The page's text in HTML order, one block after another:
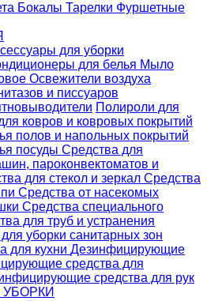
Бокалы Тарелки Фуршетные
для уборки
для белья Мыло
Освежители воздуха
и писсуаров
Полироли для
ковров и ковровых покрытий
полов и напольных покрытий
посуды Средства для
пароконвектоматов и
для стекол и зеркал Средства
Средства от насекомых
Cредства специального
для труб и устранения
уборки санитарных зон
для кухни Дезинфицирующие
средства для
средства для рук